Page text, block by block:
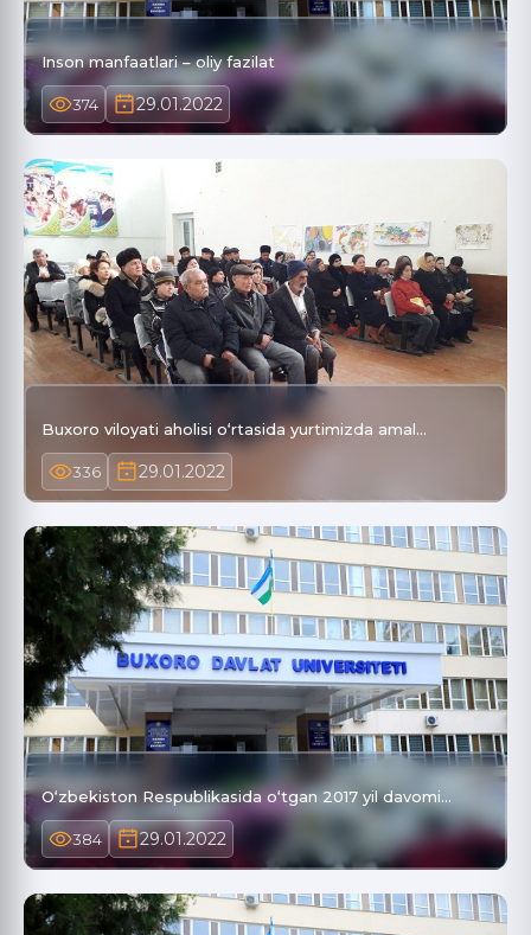
Inson manfaatlari – oliy fazilat
374 29.01.2022
Buxoro viloyati aholisi o‘rtasida yurtimizda amal…
336 29.01.2022
O‘zbekiston Respublikasida o‘tgan 2017 yil davomi…
384 29.01.2022